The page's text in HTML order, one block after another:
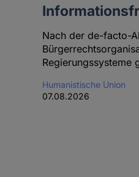
Nach der de-facto-
Regierungssysteme
Humanistische Union
07.08.2026